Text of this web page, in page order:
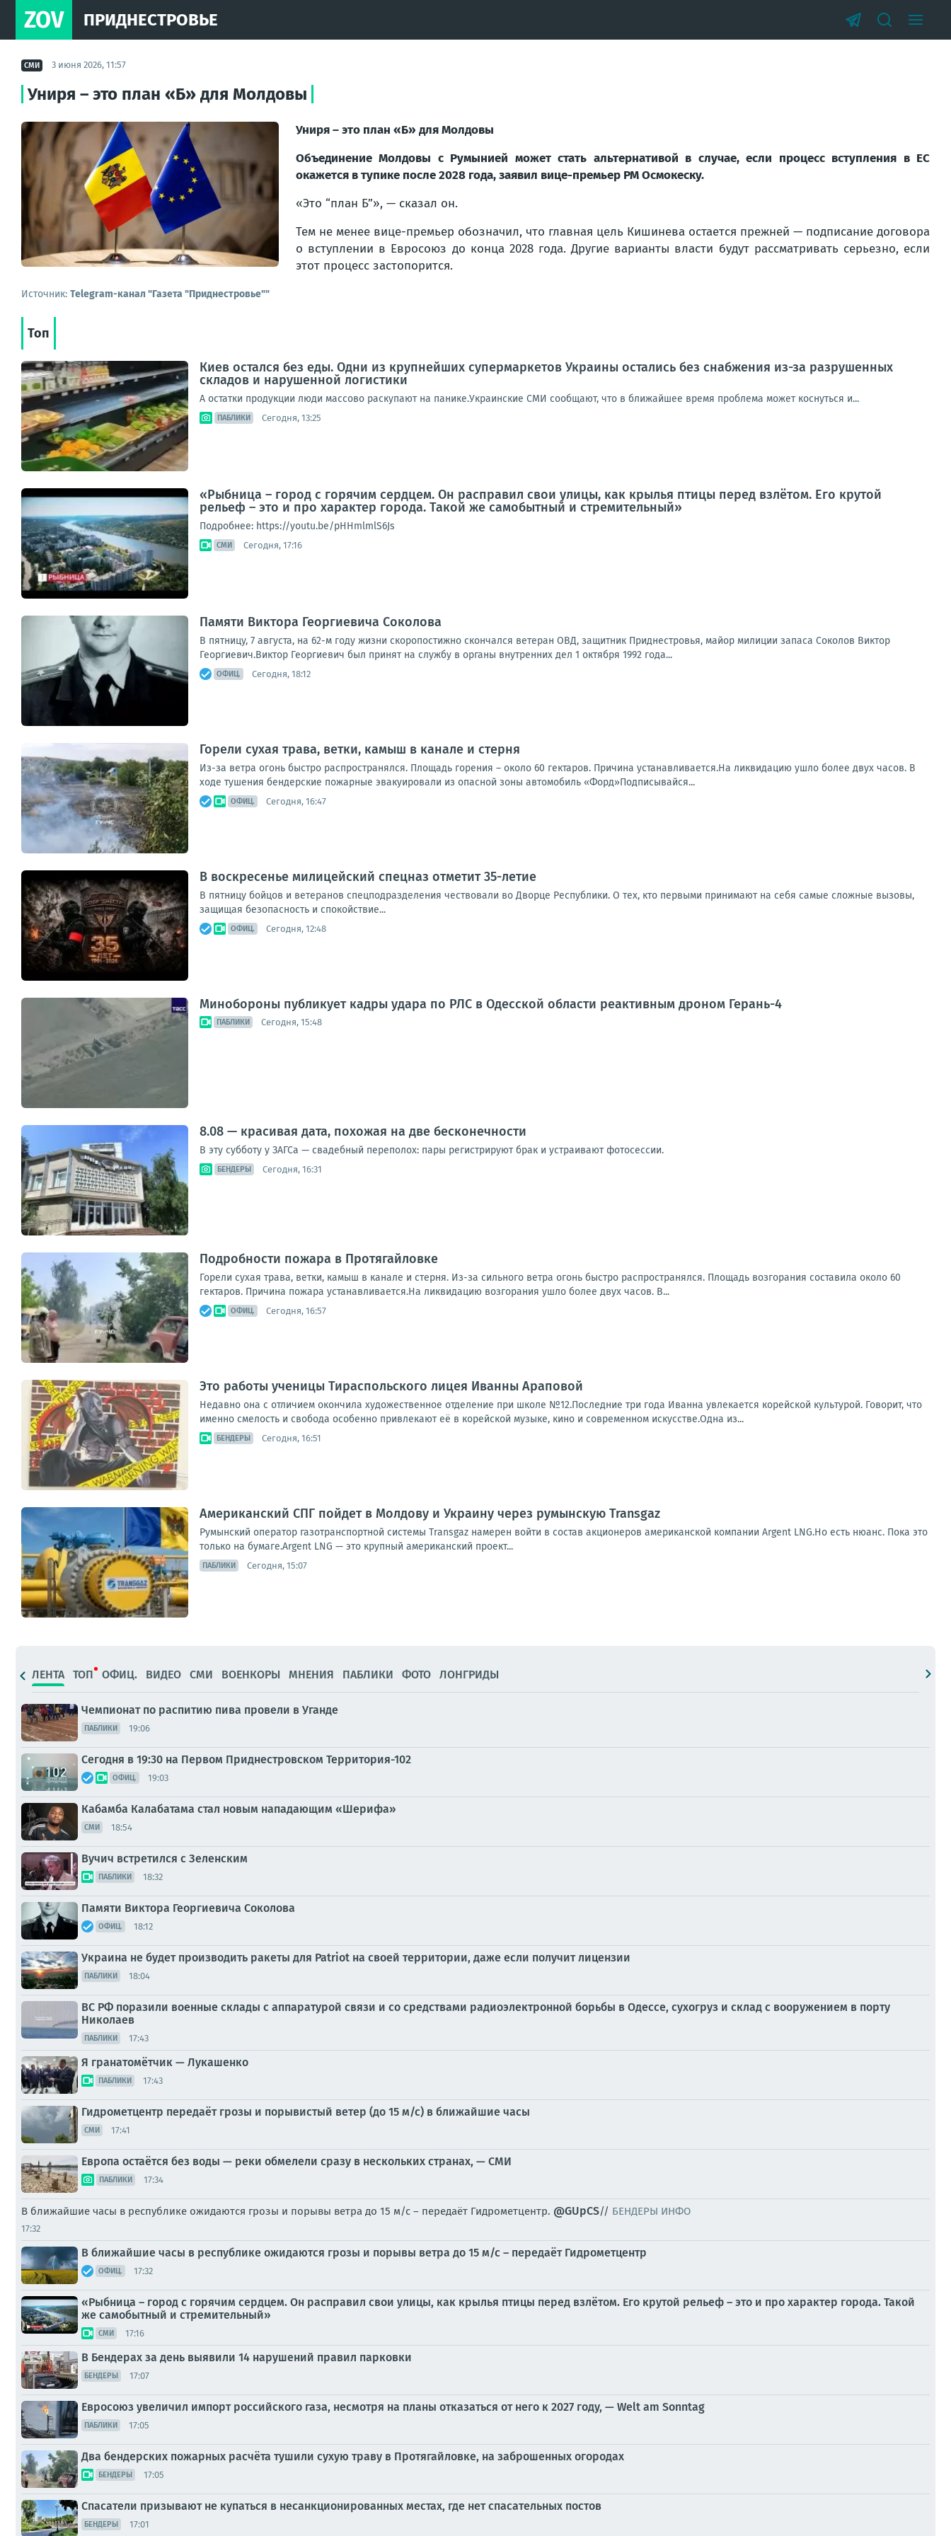
ZOV ПРИДНЕСТРОВЬЕ
СМИ 3 июня 2026, 11:57
Униря – это план «Б» для Молдовы
Униря – это план «Б» для Молдовы
Объединение Молдовы с Румынией может стать альтернативой в случае, если процесс вступления в ЕС
окажется в тупике после 2028 года, заявил вице-премьер РМ Осмокеску.
«Это “план Б”», — сказал он.
Тем не менее вице-премьер обозначил, что главная цель Кишинева остается прежней — подписание договора
о вступлении в Евросоюз до конца 2028 года. Другие варианты власти будут рассматривать серьезно, если
этот процесс застопорится.
Источник: Telegram-канал "Газета "Приднестровье""
Топ
Киев остался без еды. Одни из крупнейших супермаркетов Украины остались без снабжения из-за разрушенных
складов и нарушенной логистики
А остатки продукции люди массово раскупают на панике.Украинские СМИ сообщают, что в ближайшее время проблема может коснуться и...
ПАБЛИКИ Сегодня, 13:25
«Рыбница – город с горячим сердцем. Он расправил свои улицы, как крылья птицы перед взлётом. Его крутой
рельеф – это и про характер города. Такой же самобытный и стремительный»
Подробнее: https://youtu.be/pHHmlmlS6Js
СМИ Сегодня, 17:16
Памяти Виктора Георгиевича Соколова
В пятницу, 7 августа, на 62-м году жизни скоропостижно скончался ветеран ОВД, защитник Приднестровья, майор милиции запаса Соколов Виктор
Георгиевич.Виктор Георгиевич был принят на службу в органы внутренних дел 1 октября 1992 года...
ОФИЦ. Сегодня, 18:12
Горели сухая трава, ветки, камыш в канале и стерня
Из-за ветра огонь быстро распространялся. Площадь горения – около 60 гектаров. Причина устанавливается.На ликвидацию ушло более двух часов. В
ходе тушения бендерские пожарные эвакуировали из опасной зоны автомобиль «Форд»Подписывайся...
ОФИЦ. Сегодня, 16:47
В воскресенье милицейский спецназ отметит 35-летие
В пятницу бойцов и ветеранов спецподразделения чествовали во Дворце Республики. О тех, кто первыми принимают на себя самые сложные вызовы,
защищая безопасность и спокойствие...
ОФИЦ. Сегодня, 12:48
Минобороны публикует кадры удара по РЛС в Одесской области реактивным дроном Герань-4
ПАБЛИКИ Сегодня, 15:48
8.08 — красивая дата, похожая на две бесконечности
В эту субботу у ЗАГСа — свадебный переполох: пары регистрируют брак и устраивают фотосессии.
БЕНДЕРЫ Сегодня, 16:31
Подробности пожара в Протягайловке
Горели сухая трава, ветки, камыш в канале и стерня. Из-за сильного ветра огонь быстро распространялся. Площадь возгорания составила около 60
гектаров. Причина пожара устанавливается.На ликвидацию возгорания ушло более двух часов. В...
ОФИЦ. Сегодня, 16:57
Это работы ученицы Тираспольского лицея Иванны Араповой
Недавно она с отличием окончила художественное отделение при школе №12.Последние три года Иванна увлекается корейской культурой. Говорит, что
именно смелость и свобода особенно привлекают её в корейской музыке, кино и современном искусстве.Одна из...
БЕНДЕРЫ Сегодня, 16:51
Американский СПГ пойдет в Молдову и Украину через румынскую Transgaz
Румынский оператор газотранспортной системы Transgaz намерен войти в состав акционеров американской компании Argent LNG.Но есть нюанс. Пока это
только на бумаге.Argent LNG — это крупный американский проект...
ПАБЛИКИ Сегодня, 15:07
ЛЕНТА ТОП ОФИЦ. ВИДЕО СМИ ВОЕНКОРЫ МНЕНИЯ ПАБЛИКИ ФОТО ЛОНГРИДЫ
Чемпионат по распитию пива провели в Уганде
ПАБЛИКИ 19:06
Сегодня в 19:30 на Первом Приднестровском Территория-102
ОФИЦ. 19:03
Кабамба Калабатама стал новым нападающим «Шерифа»
СМИ 18:54
Вучич встретился с Зеленским
ПАБЛИКИ 18:32
Памяти Виктора Георгиевича Соколова
ОФИЦ. 18:12
Украина не будет производить ракеты для Patriot на своей территории, даже если получит лицензии
ПАБЛИКИ 18:04
ВС РФ поразили военные склады с аппаратурой связи и со средствами радиоэлектронной борьбы в Одессе, сухогруз и склад с вооружением в порту
Николаев
ПАБЛИКИ 17:43
Я гранатомётчик — Лукашенко
ПАБЛИКИ 17:43
Гидрометцентр передаёт грозы и порывистый ветер (до 15 м/с) в ближайшие часы
СМИ 17:41
Европа остаётся без воды — реки обмелели сразу в нескольких странах, — СМИ
ПАБЛИКИ 17:34
В ближайшие часы в республике ожидаются грозы и порывы ветра до 15 м/с – передаёт Гидрометцентр. @GUpCS// БЕНДЕРЫ ИНФО
17:32
В ближайшие часы в республике ожидаются грозы и порывы ветра до 15 м/с – передаёт Гидрометцентр
ОФИЦ. 17:32
«Рыбница – город с горячим сердцем. Он расправил свои улицы, как крылья птицы перед взлётом. Его крутой рельеф – это и про характер города. Такой
же самобытный и стремительный»
СМИ 17:16
В Бендерах за день выявили 14 нарушений правил парковки
БЕНДЕРЫ 17:07
Евросоюз увеличил импорт российского газа, несмотря на планы отказаться от него к 2027 году, — Welt am Sonntag
ПАБЛИКИ 17:05
Два бендерских пожарных расчёта тушили сухую траву в Протягайловке, на заброшенных огородах
БЕНДЕРЫ 17:05
Спасатели призывают не купаться в несанкционированных местах, где нет спасательных постов
БЕНДЕРЫ 17:01